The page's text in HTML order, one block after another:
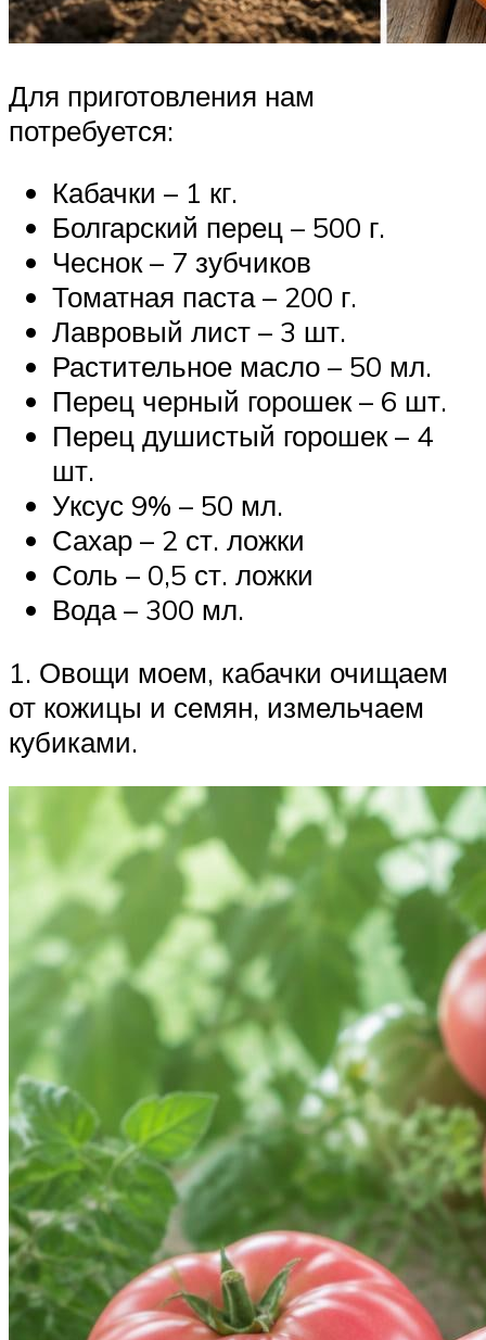
Для приготовления нам
потребуется:
Кабачки – 1 кг.
Болгарский перец – 500 г.
Чеснок – 7 зубчиков
Томатная паста – 200 г.
Лавровый лист – 3 шт.
Растительное масло – 50 мл.
Перец черный горошек – 6 шт.
Перец душистый горошек – 4
шт.
Уксус 9% – 50 мл.
Сахар – 2 ст. ложки
Соль – 0,5 ст. ложки
Вода ­– 300 мл.
1. Овощи моем, кабачки очищаем
от кожицы и семян, измельчаем
кубиками.